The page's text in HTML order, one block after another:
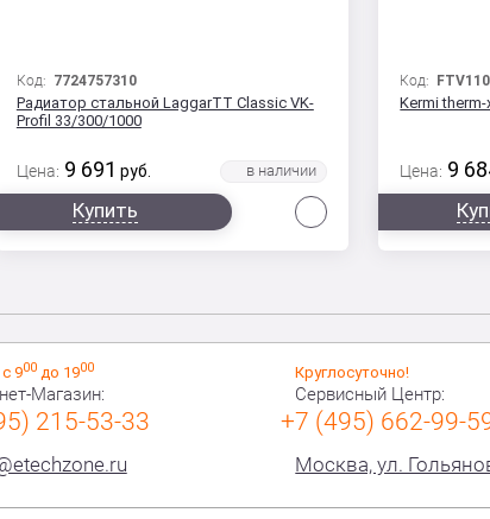
Код: 7724757310
Радиатор стальной LaggarTT Classic VK-
Profil 33/300/1000
Цена: 9 691 руб.
Купить
Код:
Kermi
Цена: 9
900до 1900
Магазин:
215-53-33
Круглосуточно!
Сервисный Центр:
+7 (495) 662-99-
Москва, ул.